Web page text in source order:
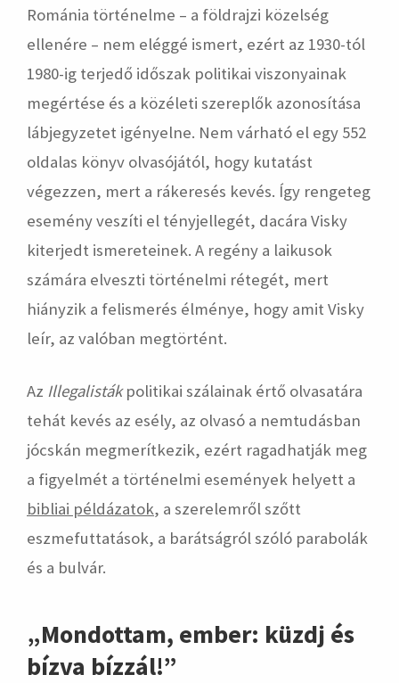
Románia történelme – a földrajzi közelség
ellenére – nem eléggé ismert, ezért az 1930-tól
1980-ig terjedő időszak politikai viszonyainak
megértése és a közéleti szereplők azonosítása
lábjegyzetet igényelne. Nem várható el egy 552
oldalas könyv olvasójától, hogy kutatást
végezzen, mert a rákeresés kevés. Így rengeteg
esemény veszíti el tényjellegét, dacára Visky
kiterjedt ismereteinek. A regény a laikusok
számára elveszti történelmi rétegét, mert
hiányzik a felismerés élménye, hogy amit Visky
leír, az valóban megtörtént.
Az Illegalistákpolitikai szálainak értő olvasatára
tehát kevés az esély, az olvasó a nemtudásban
jócskán megmerítkezik, ezért ragadhatják meg
a figyelmét a történelmi események helyett a
bibliai példázatok, a szerelemről szőtt
eszmefuttatások, a barátságról szóló parabolák
és a bulvár.
„Mondottam, ember: küzdj és
bízva bízzál!”